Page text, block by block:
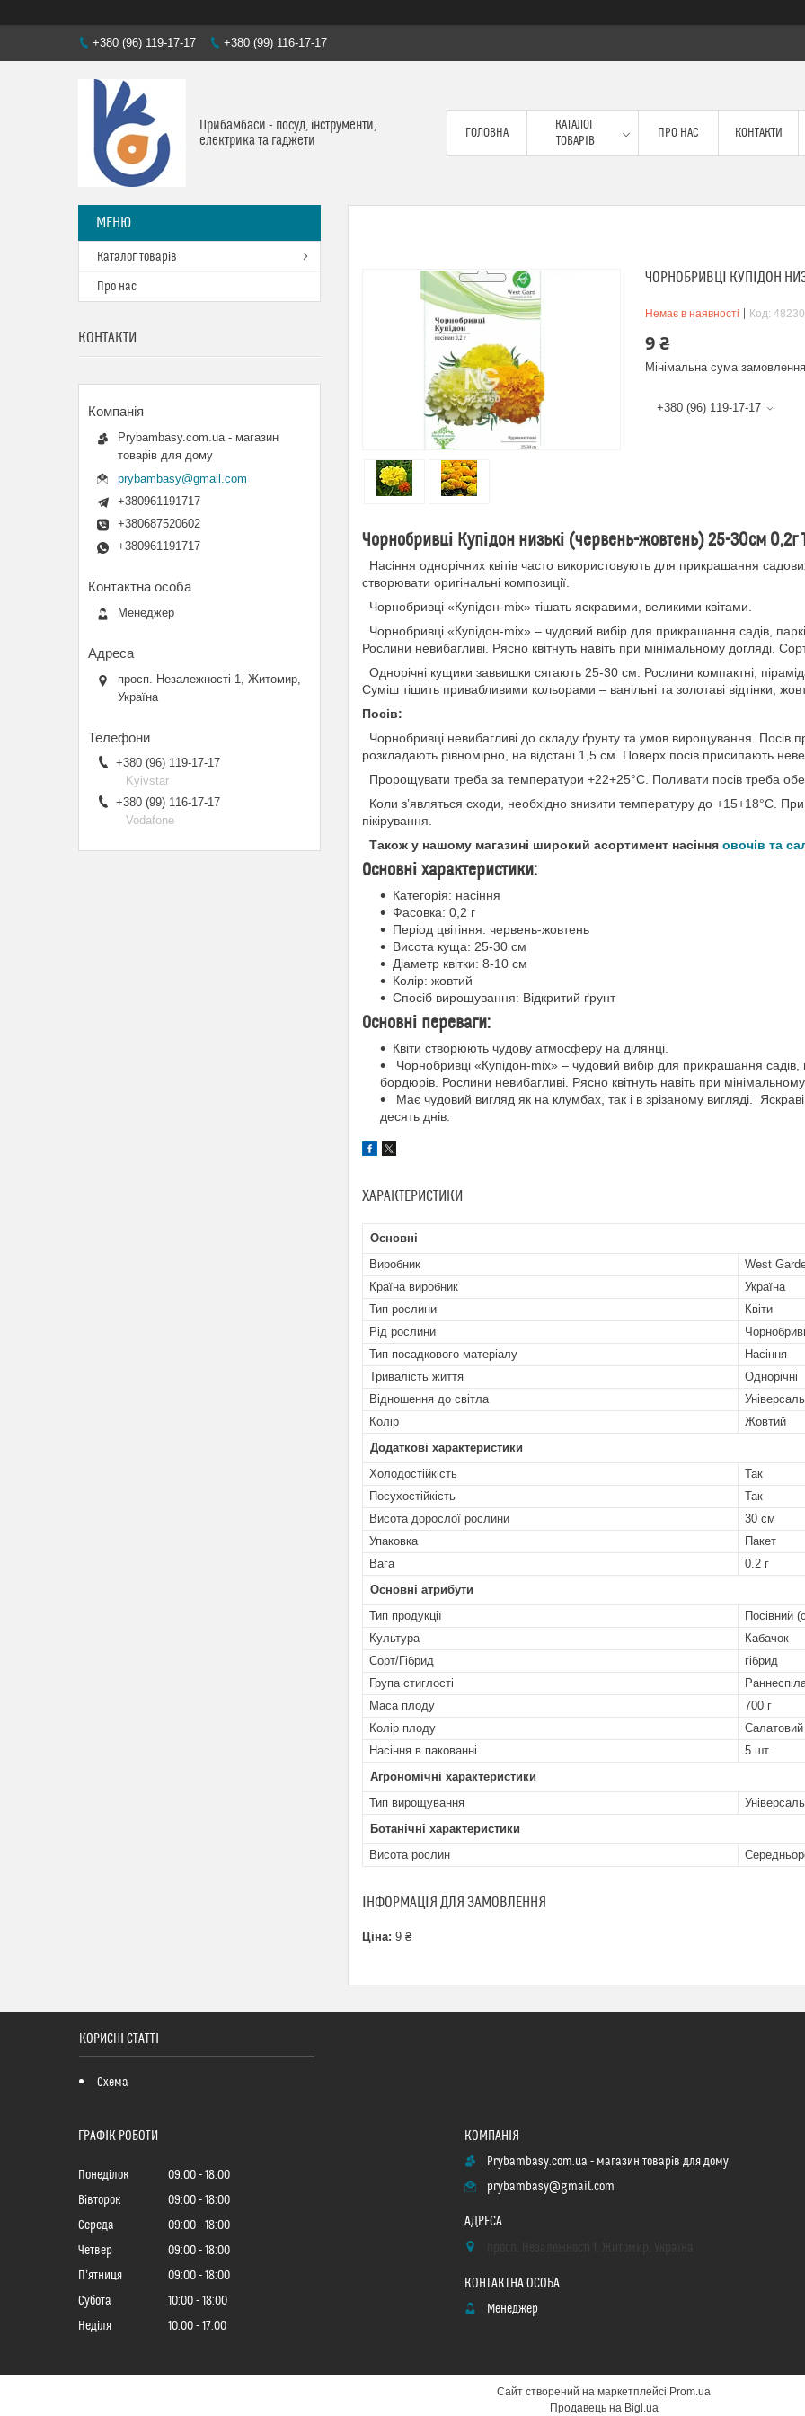
+380 (96) 119-17-17 +380 (99) 116-17-17
Прибамбаси - посуд, інструменти,
електрика та гаджети
ГОЛОВНА
КАТАЛОГ
ТОВАРІВ
ПРО НАС КОНТАКТИ
ЧОРНОБРИВЦІ КУПІДОН
Немає в наявності Код:
9 ₴
Мінімальна сума
+380 (96) 119-17-17
Чорнобривці Купідон низькі (червень-жовтень) 25-30см 0,2г
Насіння однорічних квітів часто використовують для прикрашання
створювати оригінальні композиції.
Чорнобривці «Купідон-mix» тішать яскравими, великими квітами.
Чорнобривці «Купідон-mix» – чудовий вибір для прикрашання садів,
Рослини невибагливі. Рясно квітнуть навіть при мінімальному догляді.
Однорічні кущики заввишки сягають 25-30 см. Рослини компактні,
Суміш тішить привабливими кольорами – ванільні та золотаві відтінки,
Посів:
Чорнобривці невибагливі до складу ґрунту та умов вирощування. Посів
розкладають рівномірно, на відстані 1,5 см. Поверх посів присипають
Пророщувати треба за температури +22+25°C. Поливати посів треба
Коли з’являться сходи, необхідно знизити температуру до +15+18°С. При
пікірування.
Також у нашому магазині широкий асортимент насіння овочів та
Основні характеристики:
Категорія: насіння
Фасовка: 0,2 г
Період цвітіння: червень-жовтень
Висота куща: 25-30 см
Діаметр квітки: 8-10 см
Колір: жовтий
Спосіб вирощування: Відкритий ґрунт
Основні переваги:
Квіти створюють чудову атмосферу на ділянці.
Чорнобривці «Купідон-mix» – чудовий вибір для прикрашання садів,
бордюрів. Рослини невибагливі. Рясно квітнуть навіть при
Має чудовий вигляд як на клумбах, так і в зрізаному вигляді.
десять днів.
ХАРАКТЕРИСТИКИ
Основні
Виробник
West
Країна виробник
Україна
Тип рослини
Квіти
Рід рослини
Тип посадкового матеріалу
Насіння
Тривалість життя
Однорічні
Відношення до світла
Колір
Жовтий
Додаткові характеристики
Холодостійкість
Так
Посухостійкість
Так
Висота дорослої рослини
30 см
Упаковка
Пакет
Вага
0.2 г
Основні атрибути
Тип продукції
Посівний
Культура
Кабачок
Сорт/Гібрид
гібрид
Група стиглості
Маса плоду
700 г
Колір плоду
Салатовий
Насіння в пакованні
5 шт.
Агрономічні характеристики
Тип вирощування
Ботанічні характеристики
Висота рослин
ІНФОРМАЦІЯ ДЛЯ ЗАМОВЛЕННЯ
Ціна: 9 ₴
Каталог товарів
Про нас
КОНТАКТИ
Prybambasy.com.ua - магазин
товарів для дому
prybambasy@gmail.com
+380961191717
+380687520602
+380961191717
Менеджер
просп. Незалежності 1, Житомир,
Україна
+380 (96) 119-17-17
Kyivstar
+380 (99) 116-17-17
Vodafone
КОРИСНІ СТАТТІ
Схема
ГРАФІК РОБОТИ
Понеділок 09:00
18:00
Вівторок
09:00
18:00
Середа
09:00
18:00
Четвер
09:00
18:00
Пʼятниця
09:00
18:00
Субота
10:00
18:00
Неділя
10:00 17:00
Prybambasy.com.ua - магазин товарів для дому
prybambasy@gmail.com
Менеджер
Сайт створений на маркетплейсі Prom.ua
Продавець на Bigl.ua